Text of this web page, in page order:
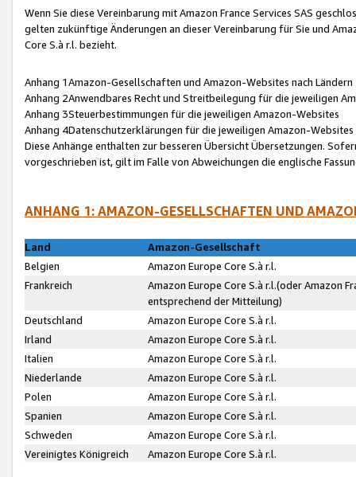
Wenn Sie diese Vereinbarung mit Amazon France Services SAS
gelten zukünftige Änderungen an dieser Vereinbarung für Sie und
Core S.à r.l. bezieht.
Anhang 1Amazon-Gesellschaften und Amazon-Websites nach Ländern
Anhang 2Anwendbares Recht und Streitbeilegung für die jeweiligen
Anhang 3Steuerbestimmungen für die jeweiligen Amazon-Websites
Anhang 4Datenschutzerklärungen für die jeweiligen Amazon-Websites
Diese Anhänge enthalten zur besseren Übersicht Übersetzungen.
vorgeschrieben ist, gilt im Falle von Abweichungen die englische
ANHANG 1: AMAZON-GESELLSCHAFTEN UND
Land
Amazon-Gesellschaft
Belgien
Amazon Europe Core S.à r.l.
Frankreich
Amazon Europe Core S.à r.l.(oder Amazon
entsprechend der Mitteilung)
Deutschland
Amazon Europe Core S.à r.l.
Irland
Amazon Europe Core S.à r.l.
Italien
Amazon Europe Core S.à r.l.
Niederlande
Amazon Europe Core S.à r.l.
Polen
Amazon Europe Core S.à r.l.
Spanien
Amazon Europe Core S.à r.l.
Schweden
Amazon Europe Core S.à r.l.
Vereinigtes Königreich
Amazon Europe Core S.à r.l.